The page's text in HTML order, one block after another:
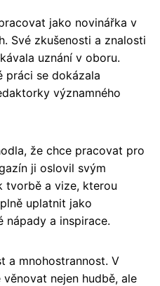
jako novinářka v
Své zkušenosti a znalosti
uznání v oboru.
práci se dokázala
významného
že chce pracovat pro
ji oslovil svým
tvorbě a vize, kterou
uplatnit jako
nápady a inspirace.
a mnohostrannost. V
věnovat nejen hudbě, ale